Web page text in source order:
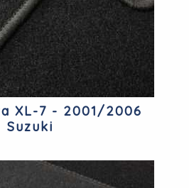
XL-7 - 2001/2006
Suzuki